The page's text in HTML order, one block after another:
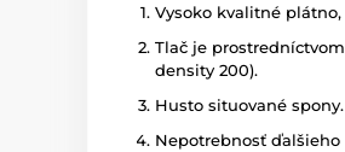
Vysoko kvalitné
Tlač je
density 200).
Husto situované spony.
Nepotrebnosť ďalšieho